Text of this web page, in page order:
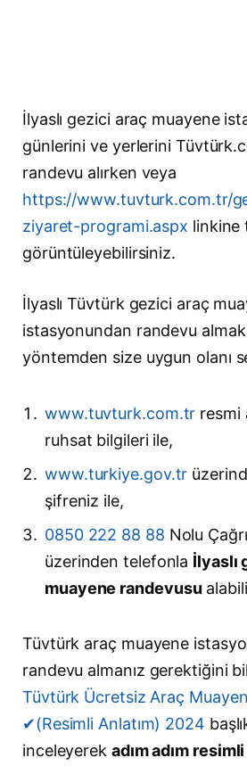
İlyaslı gezici araç muayene
günlerini ve yerlerini
randevu alırken veya
https://www.tuvturk.com.tr/
ziyaret-programi.aspx linkine
görüntüleyebilirsiniz.
İlyaslı Tüvtürk gezici araç
istasyonundan randevu
yöntemden size uygun olanı
www.tuvturk.com.tr resmi
ruhsat bilgileri ile,
www.turkiye.gov.tr
şifreniz ile,
0850 222 88 88 Nolu
üzerinden telefonla İlyaslı
muayene randevusu
Tüvtürk araç muayene
randevu almanız gerektiğini
Tüvtürk Ücretsiz Araç
✔(Resimli Anlatım) 2024
inceleyerek adım adım resimli